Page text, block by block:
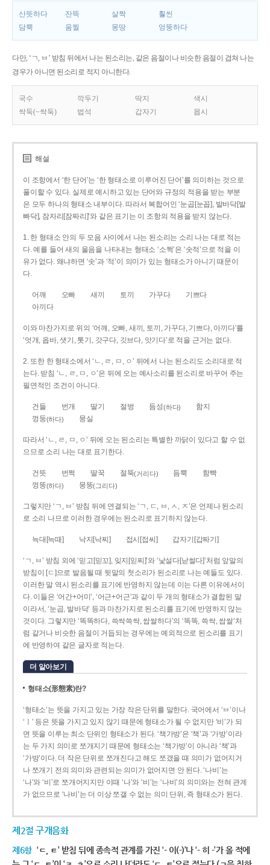
산뜻하다 잔뜩 살짝
훨씬
담뿍
움찔 몽땅 엉뚱하다
다만, ‘ㄱ, ㅂ’ 받침 뒤에서 나는 된소리는, 같은 음절이나 비슷한 음절이 겹쳐 나는
경우가 아니면 된소리로 적지 아니한다.
국수 깍두기 딱지
색시
싹둑(~싹둑)
법석 갑자기 몹시
해설
이 조항에서 ‘한 단어’는 ‘한 형태소로 이루어진 단어’를 의미하는 것으로
풀이할 수 있다. 실제로 예시하고 있는 단어와 규정의 적용을 받는 부분
은 모두 하나의 형태소 내부이다. 따라서 복합어인 ‘눈곱[눈꼽], 발바닥[발
빠닥], 잠자리[잠짜리]’와 같은 표기는 이 조항의 적용을 받지 않는다.
1. 한 형태소 안의 두 모음 사이에서 나는 된소리는 소리 나는 대로 적는
다. 예를 들어 새의 울음을 나타내는 형태소 ‘소쩍’은 ‘솟적’으로 적을 이
유가 없다. 왜냐하면 ‘솟’과 ‘적’이 의미가 있는 형태소가 아니기 때문이
다.
어깨 오빠 새끼 토끼 가꾸다
기쁘다
아끼다
이와 마찬가지로 위의 ‘어깨, 오빠, 새끼, 토끼, 가꾸다, 기쁘다, 아끼다’를
‘엇개, 옵바, 샛기, 톳기, 갓구다, 깃브다, 앗기다’로 적을 근거는 없다.
2. 또한 한 형태소에서 ‘ㄴ, ㄹ, ㅁ, ㅇ’ 뒤에서 나는 된소리도 소리대로 적
는다. 받침 ‘ㄴ, ㄹ, ㅁ, ㅇ’은 뒤에 오는 예사소리를 된소리로 바꾸어 주는
필연적인 조건이 아니다.
건들 번개 딸기 절벙 듬성(하다)
함지
껑둥(하다) 뭉실
따라서 ‘ㄴ, ㄹ, ㅁ, ㅇ’ 뒤에 오는 된소리는 특별한 까닭이 있다고 할 수 없
으므로 소리 나는 대로 표기한다.
건뜻 번쩍 딸꾹 절뚝(거리다) 듬뿍
함빡
껑뚱(하다) 뭉뚱(그리다)
그렇지만 ‘ㄱ, ㅂ’ 받침 뒤에 연결되는 ‘ㄱ, ㄷ, ㅂ, ㅅ, ㅈ’은 언제나 된소리
로 소리 나므로 이러한 경우에는 된소리로 표기하지 않는다.
늑대[늑때] 낙지[낙찌] 접시[접씨] 갑자기[갑짜기]
‘ㄱ, ㅂ’ 받침 외에 ‘믿고[믿꼬], 잊지[읻찌]’와 ‘낯설다[낟썰다]’처럼 앞말의
받침이 [ㄷ]으로 발음될 때 뒷말의 첫소리가 된소리로 나는 예들도 있다.
이러한 말 역시 된소리를 표기에 반영하지 않는데 이는 다른 이유에서이
다. 이들은 ‘어간+어미’, ‘어근+어근’과 같이 두 개의 형태소가 결합된 말
이라서, ‘눈곱, 발바닥’ 등과 마찬가지로 된소리를 표기에 반영하지 않는
것이다. 그렇지만 ‘똑똑하다, 쓱싹쓱싹, 쌉쌀하다’의 ‘똑똑, 쓱싹, 쌉쌀’처
럼 같거나 비슷한 음절이 거듭되는 경우에는 예외적으로 된소리를 표기
에 반영하여 같은 글자로 적는다.
더 알아보기
형태소(形態素)란?
‘형태소’는 뜻을 가지고 있는 가장 작은 단위를 말한다. 국어에서 ‘ㅂ’이나
‘ㅣ’ 등은 뜻을 가지고 있지 않기 때문에 형태소가 될 수 없지만 ‘비’가 되
면 뜻을 이루는 최소 단위인 형태소가 된다. ‘책가방’은 ‘책’과 ‘가방’이라
는 두 가지 의미로 쪼개지기 때문에 형태소는 ‘책가방’이 아니라 ‘책’과
‘가방’이다. 더 작은 단위로 쪼개진다고 해도 쪼갰을 때 의미가 없어지거
나 쪼개기 전의 의미와 관련되는 의미가 없어지면 안 된다. ‘나비’는
‘나’와 ‘비’로 쪼개어지지만 이때 ‘나’와 ‘비’는 ‘나비’의 의미와는 전혀 관계
가 없으므로 ‘나비’는 더 이상 쪼갤 수 없는 의미 단위, 즉 형태소가 된다.
제2절 구개음화
제6항 ‘ㄷ, ㅌ’ 받침 뒤에 종속적 관계를 가진 ‘- 이(-)’나 ‘- 히 -’가 올 적에